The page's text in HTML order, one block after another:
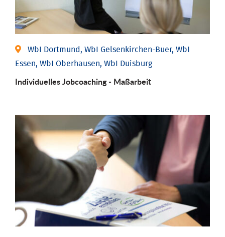
WbI Dortmund, WbI Gelsenkirchen-Buer, WbI
Essen, WbI Oberhausen, WbI Duisburg
Individu­elles Job­coaching - Maßarbeit